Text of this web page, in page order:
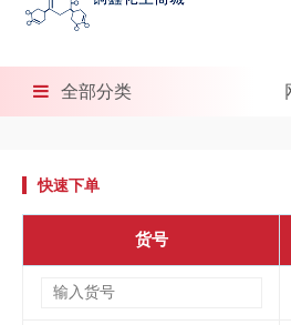
全部分类
快速下单
货号